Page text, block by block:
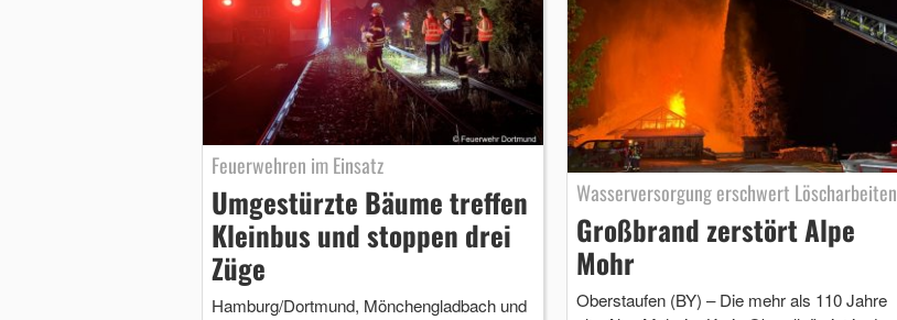
Feuerwehren im Einsatz
Umgestürzte Bäume treffen
Kleinbus und stoppen drei
Züge
Hamburg/Dortmund, Mönchengladbach und
Wasserversorgung erschwert Löscharbeiten
Großbrand zerstört Alpe
Mohr
Oberstaufen (BY) – Die mehr als 110 Jahre